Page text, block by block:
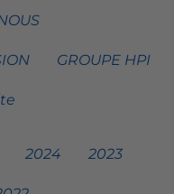
GROUPE HPI
2024 2023